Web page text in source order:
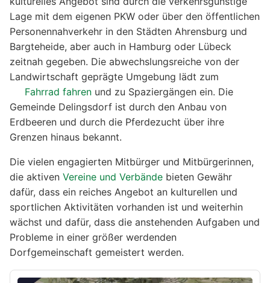
Lage mit dem eigenen PKW oder über den öffentlichen
Personennahverkehr in den Städten Ahrensburg und
Bargteheide, aber auch in Hamburg oder Lübeck
zeitnah gegeben. Die abwechslungsreiche von der
Landwirtschaft geprägte Umgebung lädt zum
Fahrrad fahren und zu Spaziergängen ein. Die
Gemeinde Delingsdorf ist durch den Anbau von
Erdbeeren und durch die Pferdezucht über ihre
Grenzen hinaus bekannt.
Die vielen engagierten Mitbürger und Mitbürgerinnen,
die aktiven Vereine und Verbände bieten Gewähr
dafür, dass ein reiches Angebot an kulturellen und
sportlichen Aktivitäten vorhanden ist und weiterhin
wächst und dafür, dass die anstehenden Aufgaben und
Probleme in einer größer werdenden
Dorfgemeinschaft gemeistert werden.